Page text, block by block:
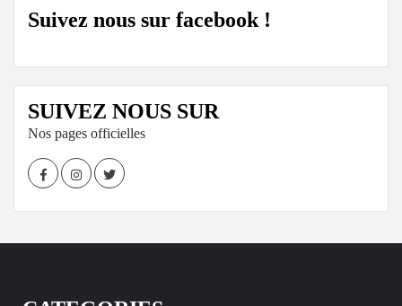
articles
Suivez nous sur facebook !
SUIVEZ NOUS SUR
Nos pages officielles
FacebookInstagramTwitter